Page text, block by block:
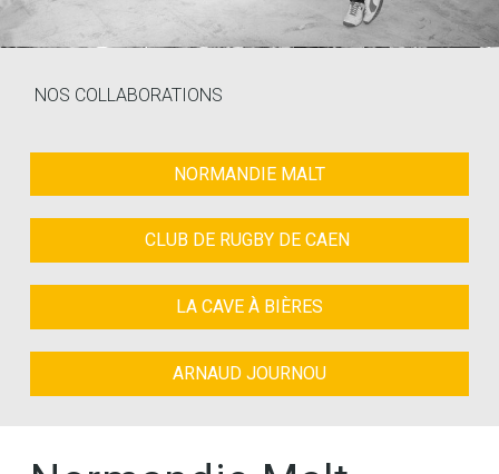
NOS COLLABORATIONS
NORMANDIE MALT
CLUB DE RUGBY DE CAEN ​
LA CAVE À BIÈRES​
ARNAUD JOURNOU​